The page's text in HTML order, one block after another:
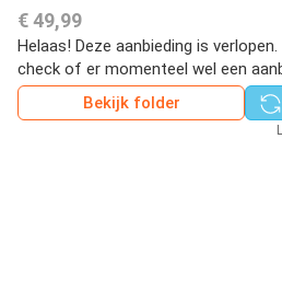
€ 49,99
Helaas! Deze aanbieding is verlopen.
check of er momenteel wel een
Bekijk folder